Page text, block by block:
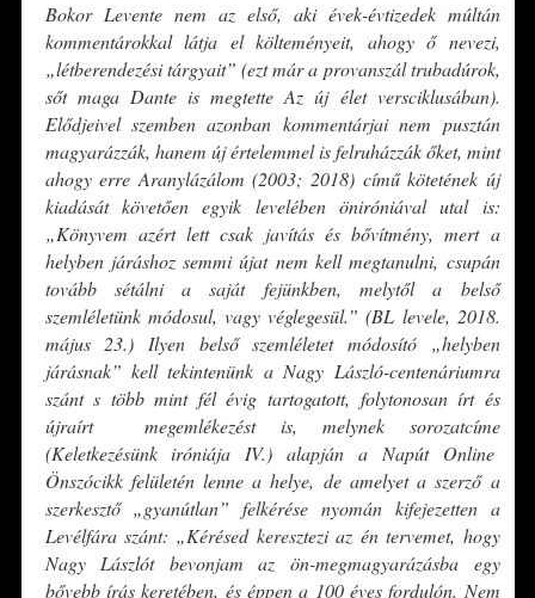
Bokor Levente nem az első, aki évek-évtizedek múltán
kommentárokkal látja el költeményeit, ahogy ő nevezi,
„létberendezési tárgyait” (ezt már a provanszál trubadúrok,
sőt maga Dante is megtette Az új élet versciklusában).
Elődjeivel szemben azonban kommentárjai nem pusztán
magyarázzák, hanem új értelemmel is felruházzák őket, mint
ahogy erre Aranylázálom (2003; 2018) című kötetének új
kiadását követően egyik levelében öniróniával utal is:
„Könyvem azért lett csak javítás és bővítmény, mert a
helyben járáshoz semmi újat nem kell megtanulni, csupán
tovább sétálni a saját fejünkben, melytől a belső
szemléletünk módosul, vagy véglegesül.” (BL levele, 2018.
május 23.) Ilyen belső szemléletet módosító „helyben
járásnak” kell tekintenünk a Nagy László-centenáriumra
szánt s több mint fél évig tartogatott, folytonosan írt és
újraírt megemlékezést is, melynek sorozatcíme
(Keletkezésünk iróniája IV.) alapján a Napút Online
Önszócikk felületén lenne a helye, de amelyet a szerző a
szerkesztő „gyanútlan” felkérése nyomán kifejezetten a
Levélfára szánt: „Kérésed keresztezi az én tervemet, hogy
Nagy Lászlót bevonjam az ön-megmagyarázásba egy
bővebb írás keretében, és éppen a 100 éves fordulón. Nem